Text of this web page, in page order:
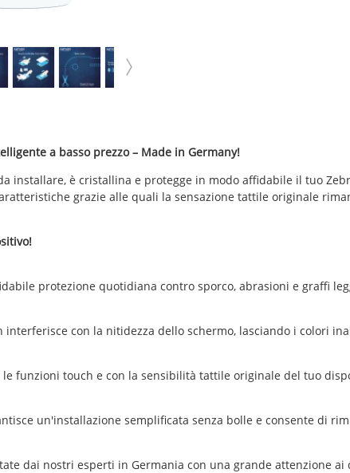
a basso prezzo – Made in Germany!
installare, è cristallina e protegge in modo affidabile il tuo
grazie alle quali la sensazione tattile originale
protezione quotidiana contro sporco, abrasioni e graffi
con la nitidezza dello schermo, lasciando i colori
funzioni touch e con la sensibilità tattile originale del tuo
un'installazione semplificata senza bolle e consente di
dai nostri esperti in Germania con una grande attenzione